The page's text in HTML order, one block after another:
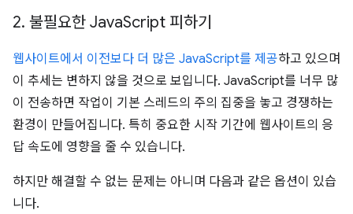
2. 불필요한 JavaScript 피하기
웹사이트에서 이전보다 더 많은 JavaScript를 제공하고 있으며
이 추세는 변하지 않을 것으로 보입니다. JavaScript를 너무 많
이 전송하면 작업이 기본 스레드의 주의 집중을 놓고 경쟁하는
환경이 만들어집니다. 특히 중요한 시작 기간에 웹사이트의 응
답 속도에 영향을 줄 수 있습니다.
하지만 해결할 수 없는 문제는 아니며 다음과 같은 옵션이 있습
니다.